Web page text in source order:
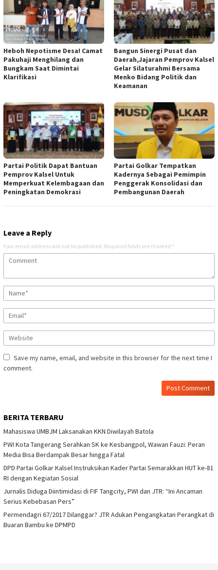
Heboh Nepotisme Desa! Camat
Pakuhaji Menghilang dan
Bungkam Saat Dimintai
Klarifikasi
Bangun Sinergi Pusat dan
Daerah,Jajaran Pemprov Kalsel
Gelar Silaturahmi Bersama
Menko Bidang Politik dan
Keamanan
Partai Politik Dapat Bantuan
Pemprov Kalsel Untuk
Memperkuat Kelembagaan dan
Peningkatan Demokrasi
Partai Golkar Tempatkan
Kadernya Sebagai Pemimpin
Penggerak Konsolidasi dan
Pembangunan Daerah
Leave a Reply
Your email address will not be published. Required fields are marked *
Save my name, email, and website in this browser for the next time I
comment.
BERITA TERBARU
Mahasiswa UMBJM Laksanakan KKN Diwilayah Batola
PWI Kota Tangerang Serahkan SK ke Kesbangpol, Wawan Fauzi: Peran
Media Bisa Berdampak Besar hingga Fatal
DPD Partai Golkar Kalsel Instruksikan Kader Partai Semarakkan HUT ke-81
RI dengan Kegiatan Sosial
Jurnalis Diduga Diintimidasi di FIF Tangcity, PWI dan JTR: “Ini Ancaman
Serius Kebebasan Pers”
Permendagri 67/2017 Dilanggar? JTR Adukan Pengangkatan Perangkat di
Buaran Bambu ke DPMPD